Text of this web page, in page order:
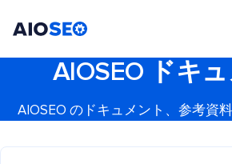
AIOSEO ドキ
AIOSEO のドキュメント、参考資